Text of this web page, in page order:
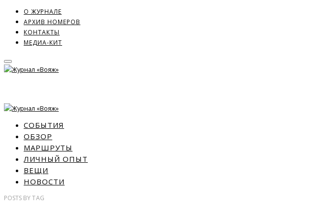
О ЖУРНАЛЕ
АРХИВ НОМЕРОВ
КОНТАКТЫ
МЕДИА-КИТ
СОБЫТИЯ
ОБЗОР
МАРШРУТЫ
ЛИЧНЫЙ ОПЫТ
ВЕЩИ
НОВОСТИ
POSTS BYTAG